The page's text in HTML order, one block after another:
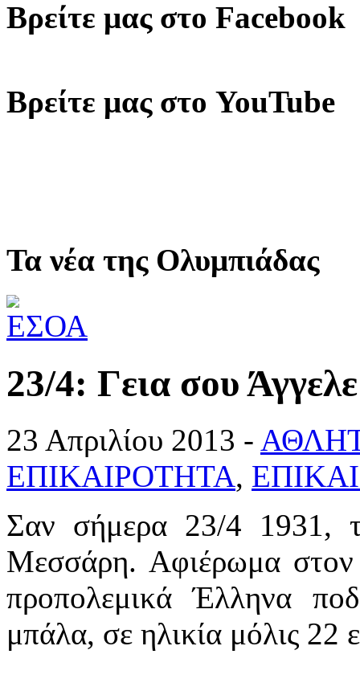
Βρείτε μας στο Facebook
Βρείτε μας στο YouTube
Τα νέα της Ολυμπιάδας
23/4: Γεια σου
23 Απριλίου 2013 -
ΕΠΙΚΑΙΡΟΤΗΤΑ,
Σαν σήμερα 23/4 1931,
Μεσσάρη. Αφιέρωμα στον
προπολεμικά Έλληνα
μπάλα, σε ηλικία μόλις